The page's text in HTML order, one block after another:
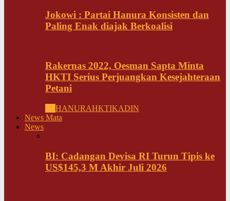
Jokowi : Partai Hanura Konsisten dan
Paling Enak diajak Berkoalisi
Rakernas 2022, Oesman Sapta Minta
HKTI Serius Perjuangkan Kesejahteraan
Petani
HANURAHKTIKADIN
News Mata
News
BI: Cadangan Devisa RI Turun Tipis ke
US$145,3 M Akhir Juli 2026